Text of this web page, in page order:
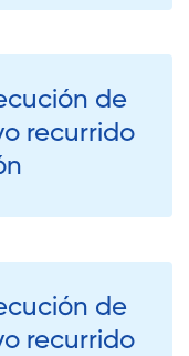
de
recurrido
de
recurrido